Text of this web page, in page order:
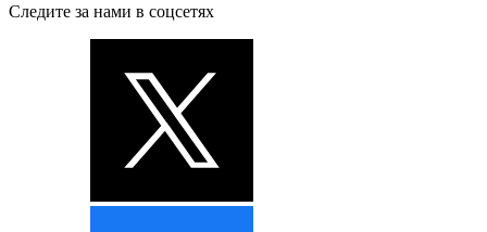
Следите за нами в соцсетях